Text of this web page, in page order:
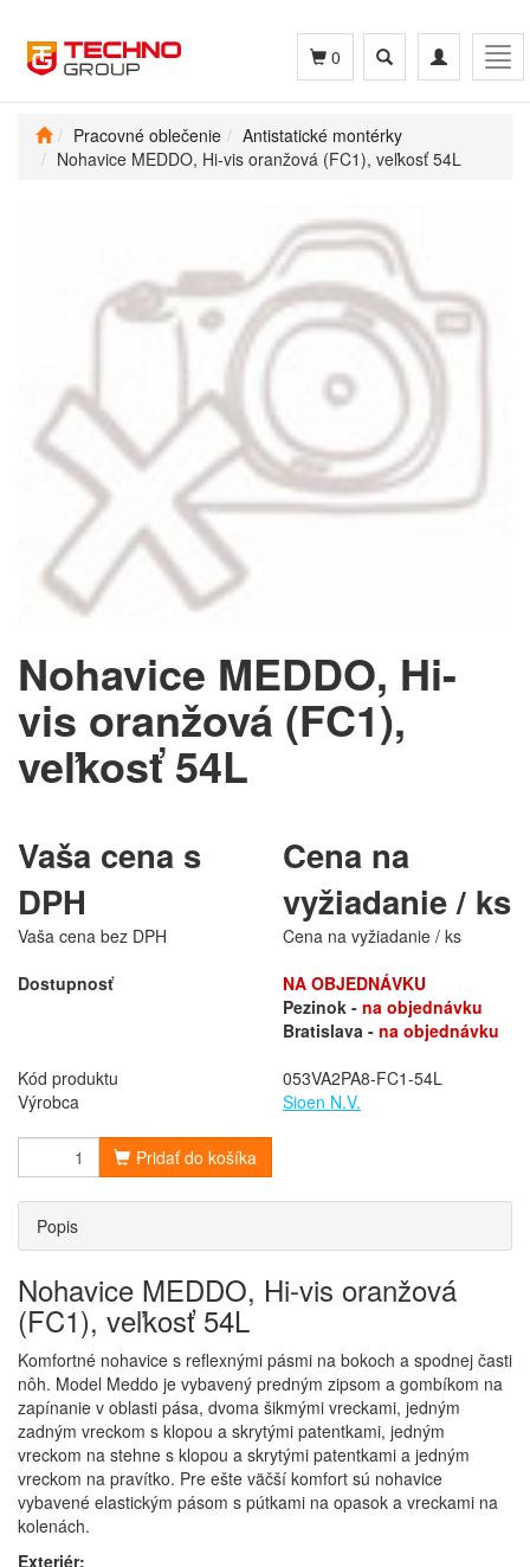
Toggle
navigation
Toggle
search
0
Pracovné oblečenie
Antistatické montérky
Nohavice MEDDO, Hi-vis oranžová (FC1), veľkosť 54L
Nohavice MEDDO, Hi-
vis oranžová (FC1),
veľkosť 54L
Vaša cena s
DPH
Cena na
vyžiadanie / ks
Vaša cena bez DPH
Cena na vyžiadanie / ks
Dostupnosť
NA OBJEDNÁVKU
Pezinok - na objednávku
Bratislava - na objednávku
Kód produktu
053VA2PA8-FC1-54L
Výrobca
Sioen N.V.
Pridať do košíka
Popis
Nohavice MEDDO, Hi-vis oranžová
(FC1), veľkosť 54L
Komfortné nohavice s reflexnými pásmi na bokoch a spodnej časti
nôh. Model Meddo je vybavený predným zipsom a gombíkom na
zapínanie v oblasti pása, dvoma šikmými vreckami, jedným
zadným vreckom s klopou a skrytými patentkami, jedným
vreckom na stehne s klopou a skrytými patentkami a jedným
vreckom na pravítko. Pre ešte väčší komfort sú nohavice
vybavené elastickým pásom s pútkami na opasok a vreckami na
kolenách.
Exteriér: